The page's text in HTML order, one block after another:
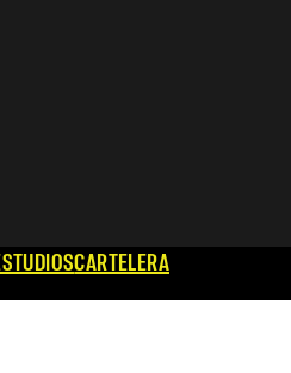
CARTELERA